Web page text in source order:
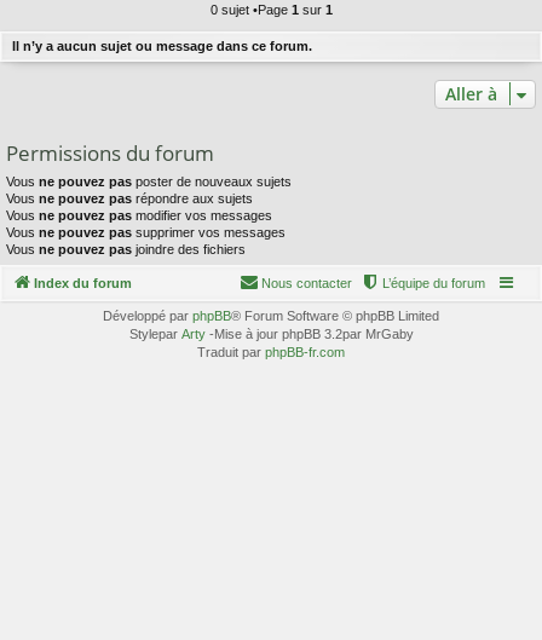
r
0 sujet •Page 1 sur 1
Il n’y a aucun sujet ou message dans ce forum.
Aller à
Permissions du forum
Vous ne pouvez pas poster de nouveaux sujets
Vous ne pouvez pas répondre aux sujets
Vous ne pouvez pas modifier vos messages
Vous ne pouvez pas supprimer vos messages
Vous ne pouvez pas joindre des fichiers
Index du forum L’équipe du forum
Nous contacter
Développé par phpBB® Forum Software © phpBB Limited
Stylepar Arty-Mise à jour phpBB 3.2par MrGaby
Traduit par phpBB-fr.com